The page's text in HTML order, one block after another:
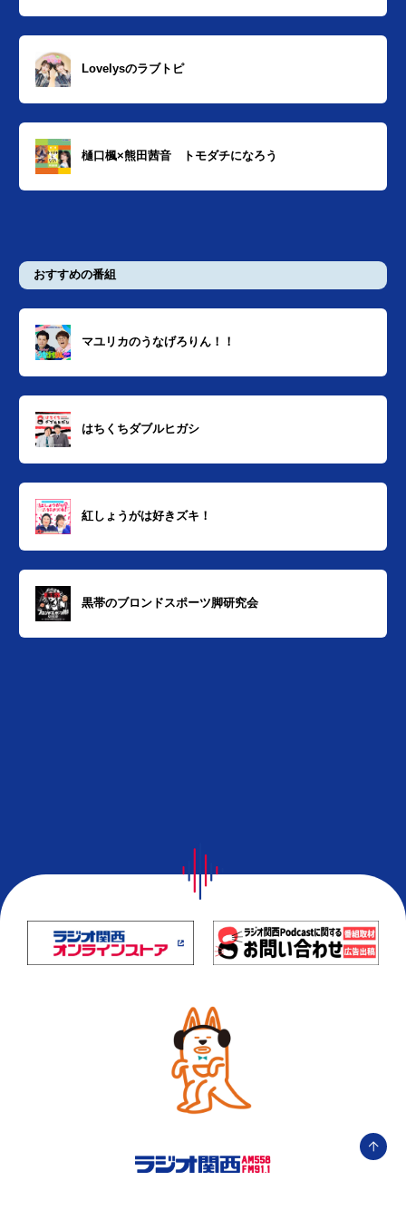
Lovelysのラブトピ
樋口楓×熊田茜音 トモダチになろう
おすすめの番組
マユリカのうなげろりん！！
はちくちダブルヒガシ
紅しょうがは好きズキ！
黒帯のブロンドスポーツ脚研究会